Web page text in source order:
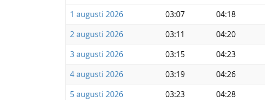
1 augusti 2026
03:07 04:18
2 augusti 2026
03:11 04:20
3 augusti 2026
03:15 04:23
4 augusti 2026
03:19 04:26
5 augusti 2026
03:23 04:28